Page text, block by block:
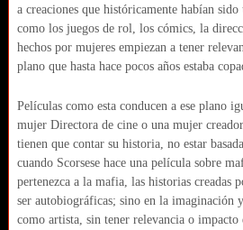
a creaciones que históricamente habían
como los juegos de rol, los cómics, la
hechos por mujeres empiezan a tener
plano que hasta hace pocos años estaba
Películas como esta conducen a ese plano
mujer Directora de cine o una mujer
tienen que contar su historia, no estar
cuando Scorsese hace una película sobre
pertenezca a la mafia, las historias creadas
ser autobiográficas; sino en la imaginación
como artista, sin tener relevancia o impacto